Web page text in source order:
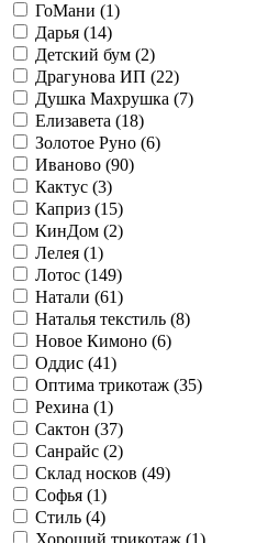
ГоМани (1)
Дарья (14)
Детский бум (2)
Драгунова ИП (22)
Душка Махрушка (7)
Елизавета (18)
Золотое Руно (6)
Иваново (90)
Кактус (3)
Каприз (15)
КинДом (2)
Лелея (1)
Лотос (149)
Натали (61)
Наталья текстиль (8)
Новое Кимоно (6)
Оддис (41)
Оптима трикотаж (35)
Рехина (1)
Сактон (37)
Санрайс (2)
Склад носков (49)
Софья (1)
Стиль (4)